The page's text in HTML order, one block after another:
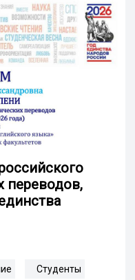
переводов,
Студенты